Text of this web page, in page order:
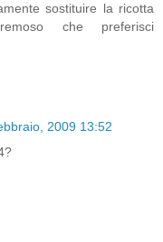
sostituire la ricotta
che preferisci
2009 13:52